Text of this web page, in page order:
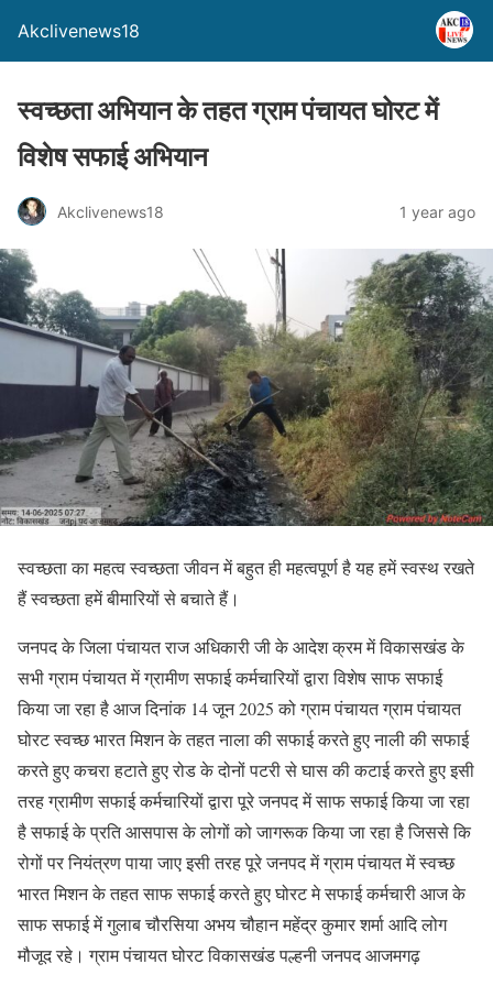
Akclivenews18
स्वच्छता अभियान के तहत ग्राम पंचायत घोरट में
विशेष सफाई अभियान
Akclivenews18 1 year ago
स्वच्छता का महत्व स्वच्छता जीवन में बहुत ही महत्वपूर्ण है यह हमें स्वस्थ रखते
हैं स्वच्छता हमें बीमारियों से बचाते हैं।
जनपद के जिला पंचायत राज अधिकारी जी के आदेश क्रम में विकासखंड के
सभी ग्राम पंचायत में ग्रामीण सफाई कर्मचारियों द्वारा विशेष साफ सफाई
किया जा रहा है आज दिनांक 14 जून 2025 को ग्राम पंचायत ग्राम पंचायत
घोरट स्वच्छ भारत मिशन के तहत नाला की सफाई करते हुए नाली की सफाई
करते हुए कचरा हटाते हुए रोड के दोनों पटरी से घास की कटाई करते हुए इसी
तरह ग्रामीण सफाई कर्मचारियों द्वारा पूरे जनपद में साफ सफाई किया जा रहा
है सफाई के प्रति आसपास के लोगों को जागरूक किया जा रहा है जिससे कि
रोगों पर नियंत्रण पाया जाए इसी तरह पूरे जनपद में ग्राम पंचायत में स्वच्छ
भारत मिशन के तहत साफ सफाई करते हुए घोरट मे सफाई कर्मचारी आज के
साफ सफाई में गुलाब चौरसिया अभय चौहान महेंद्र कुमार शर्मा आदि लोग
मौजूद रहे। ग्राम पंचायत घोरट विकासखंड पल्हनी जनपद आजमगढ़